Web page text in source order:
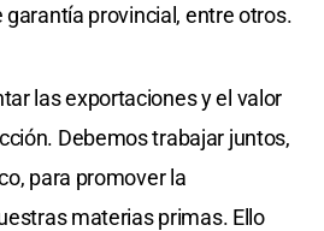
provincial, entre otros.
las exportaciones y el valor
Debemos trabajar juntos,
para promover la
materias primas. Ello